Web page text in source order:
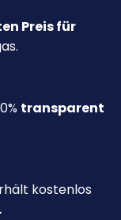
Preis für
transparent
kostenlos